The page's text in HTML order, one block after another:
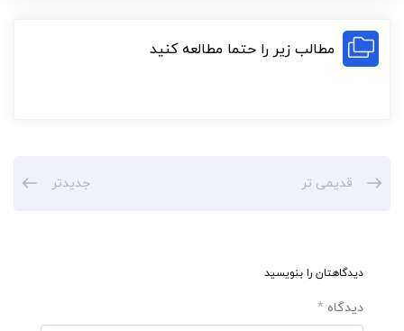
مطالب زیر را حتما مطالعه کنید
قدیمی تر جدیدتر
دیدگاهتان را بنویسید
دیدگاه *